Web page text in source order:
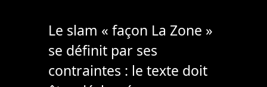
Le slam « façon La Zone »
se définit par ses
contraintes : le texte doit